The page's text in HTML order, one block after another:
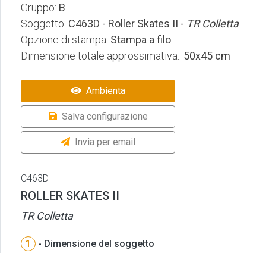
Gruppo: B
Soggetto: C463D - Roller Skates II - TR Colletta
Opzione di stampa: Stampa a filo
Dimensione totale approssimativa:: 50x45 cm
Ambienta
Salva configurazione
Invia per email
C463D
ROLLER SKATES II
TR Colletta
1 - Dimensione del soggetto